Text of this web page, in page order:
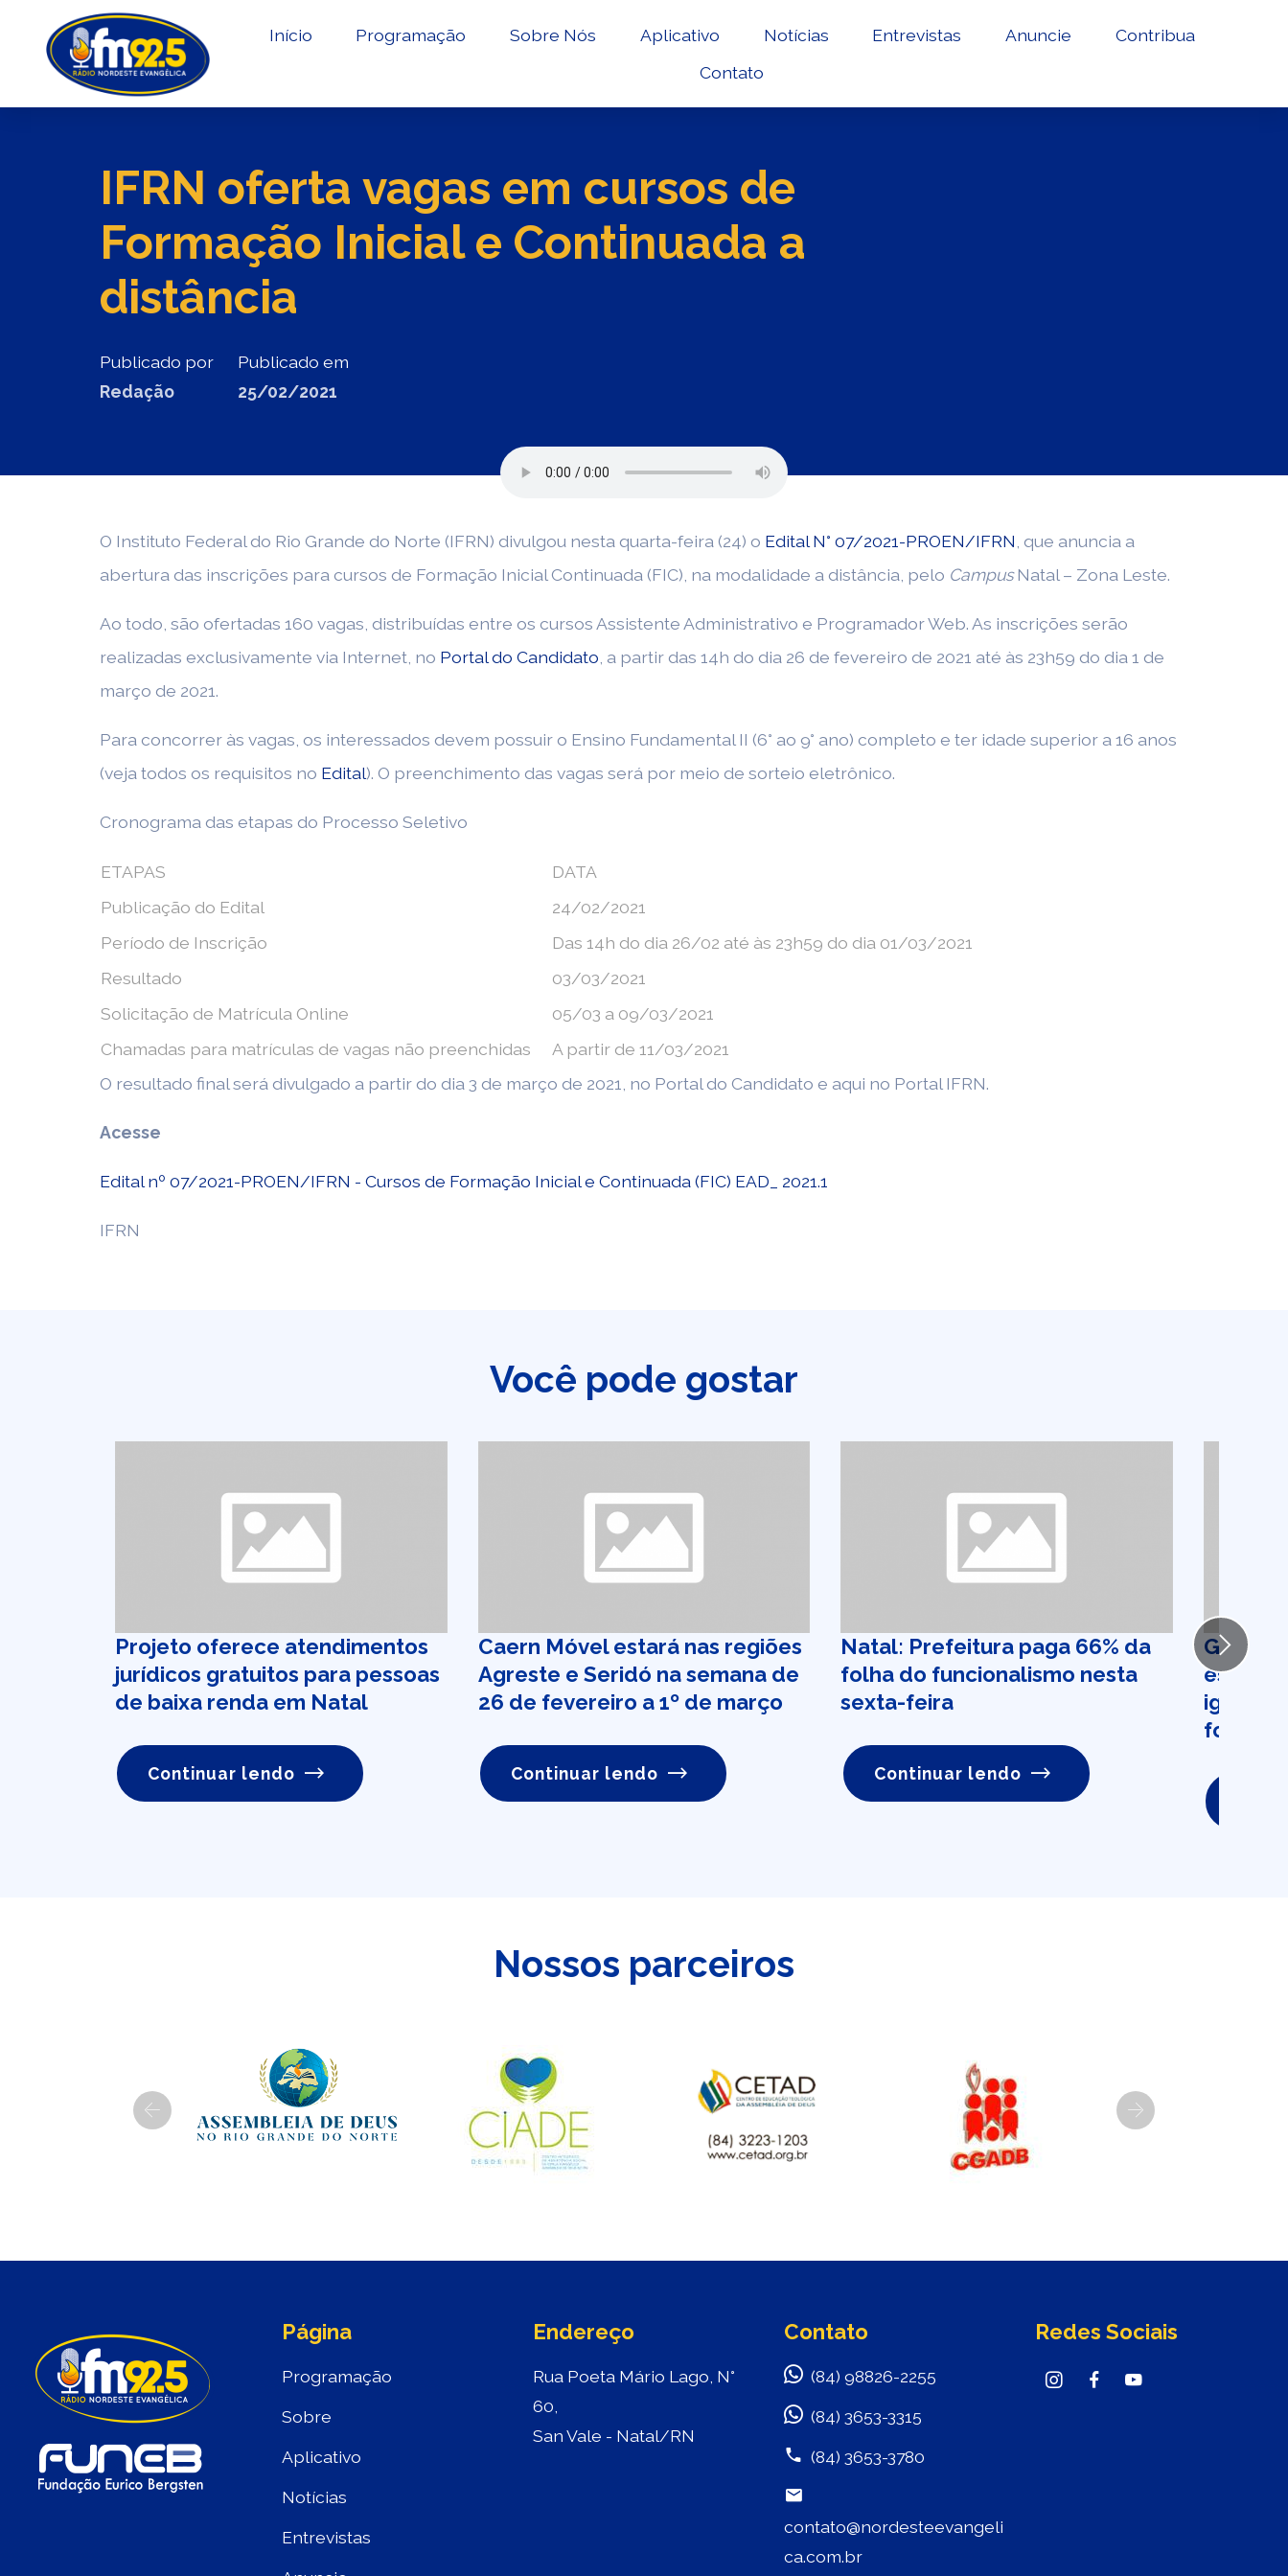
Início Programação Sobre Nós Aplicativo Notícias Entrevistas Anuncie
Contribua
Contato
IFRN oferta vagas em cursos de
Formação Inicial e Continuada a
distância
Publicado por
Redação
Publicado em
25/02/2021
O Instituto Federal do Rio Grande do Norte (IFRN) divulgou nesta quarta-feira (24) o Edital N° 07/2021-PROEN/IFRN , que anuncia a
abertura das inscrições para cursos de Formação Inicial Continuada (FIC), na modalidade a distância, pelo CampusNatal – Zona Leste.
Ao todo, são ofertadas 160 vagas, distribuídas entre os cursos Assistente Administrativo e Programador Web. As inscrições serão
realizadas exclusivamente via Internet, no Portal do Candidato , a partir das 14h do dia 26 de fevereiro de 2021 até às 23h59 do dia 1 de
março de 2021.
Para concorrer às vagas, os interessados devem possuir o Ensino Fundamental II (6° ao 9° ano) completo e ter idade superior a 16 anos
(veja todos os requisitos no Edital). O preenchimento das vagas será por meio de sorteio eletrônico.
Cronograma das etapas do Processo Seletivo
ETAPAS
DATA
Publicação do Edital
24/02/2021
Período de Inscrição
Das 14h do dia 26/02 até às 23h59 do dia 01/03/2021
Resultado
03/03/2021
Solicitação de Matrícula Online
05/03 a 09/03/2021
Chamadas para matrículas de vagas não preenchidas
A partir de 11/03/2021
O resultado final será divulgado a partir do dia 3 de março de 2021, no Portal do Candidato e aqui no Portal IFRN.
Acesse
Edital nº 07/2021-PROEN/IFRN - Cursos de Formação Inicial e Continuada (FIC) EAD_ 2021.1
IFRN
Você pode gostar
Projeto oferece atendimentos
jurídicos gratuitos para pessoas
de baixa renda em Natal
Continuar lendo
Caern Móvel estará nas regiões
Agreste e Seridó na semana de
26 de fevereiro a 1º de março
Continuar lendo
Natal: Prefeitura paga 66% da
folha do funcionalismo nesta
sexta-feira
Continuar lendo
estágio
Next
Nossos parceiros
Previous Next
Página
Programação
Sobre
Aplicativo
Notícias
Entrevistas
Endereço
Rua Poeta Mário Lago, N°
60,
San Vale - Natal/RN
Contato
(84) 98826-2255
(84) 3653-3315
(84) 3653-3780
contato@nordesteevangeli
ca.com.br
Redes Sociais